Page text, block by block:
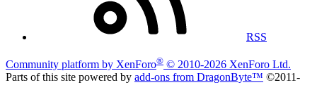
RSS
Community platform by XenForo® © 2010-2026 XenForo Ltd.
Parts of this site powered by add-ons from DragonByte™ ©2011-